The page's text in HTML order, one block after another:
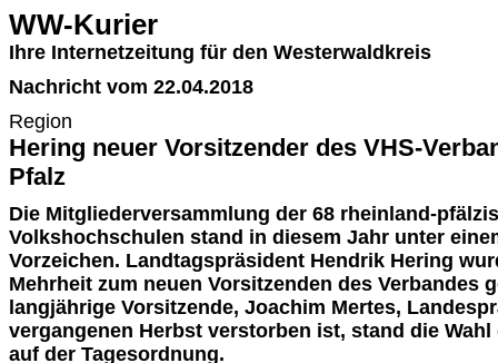
WW-Kurier
Ihre Internetzeitung für den Westerwaldkreis
Nachricht vom 22.04.2018
Region
Hering neuer Vorsitzender des VHS-
Pfalz
Die Mitgliederversammlung der 68 rheinland-
Volkshochschulen stand in diesem Jahr unter
Vorzeichen. Landtagspräsident Hendrik Hering
Mehrheit zum neuen Vorsitzenden des Verbandes
langjährige Vorsitzende, Joachim Mertes,
vergangenen Herbst verstorben ist, stand die
auf der Tagesordnung.